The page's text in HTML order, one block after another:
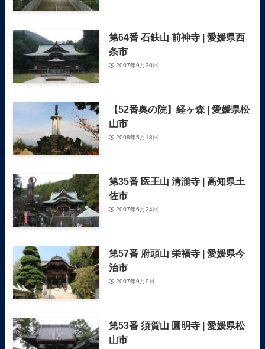
第64番 石鈇山 前神寺 | 愛媛県西
条市
2007年9月30日
【52番奥の院】経ヶ森 | 愛媛県松
山市
2008年5月18日
第35番 医王山 清瀧寺 | 高知県土
佐市
2007年6月24日
第57番 府頭山 栄福寺 | 愛媛県今
治市
2007年9月9日
第53番 須賀山 圓明寺 | 愛媛県松
山市